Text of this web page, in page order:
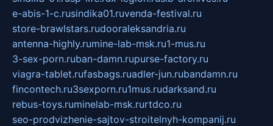
e-abis-1-c.rusindika01.ruvenda-festival.ru
store-brawlstars.rudooraleksandria.ru
antenna-highly.rumine-lab-msk.ru1-mus.ru
3-sex-porn.ruban-damn.rupurse-factory.ru
viagra-tablet.rufasbags.ruadler-jun.rubandamn.ru
fincontech.ru3sexporn.ru1mus.rudarksand.ru
rebus-toys.ruminelab-msk.rurtdco.ru
seo-prodvizhenie-sajtov-stroitelnyh-kompanij.ru